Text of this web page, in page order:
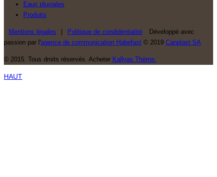
Eaux pluviales
Produits
Mentions légales Politique de condidentialité
Développé avec
passion par l'agence de communication Habefast © 2019 Canplast SA
© 2015. Tous droits réservés. Acheter Kallyas Thème.
HAUT